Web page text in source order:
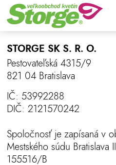
Skočiť
na
hlavný
obsah
STORGE SK S. R. O.
Pestovateľská 4315/9
821 04 Bratislava
IČ: 53992288
DIČ: 2121570242
Spoločnosť je zapísaná v
Mestského súdu
155516/B